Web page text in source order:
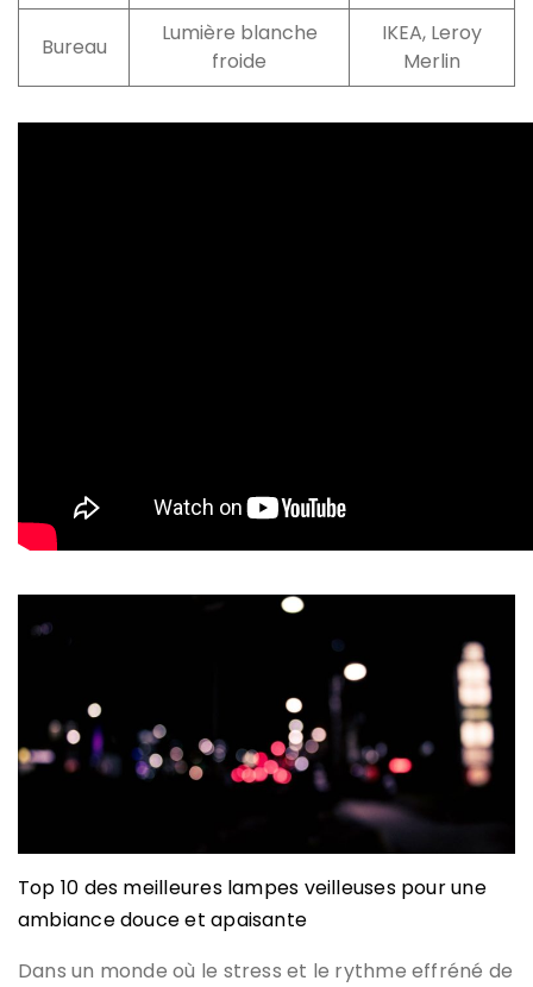
Bureau
Lumière blanche
froide
IKEA, Leroy
Merlin
Top 10 des meilleures lampes veilleuses pour une
ambiance douce et apaisante
Dans un monde où le stress et le rythme effréné de